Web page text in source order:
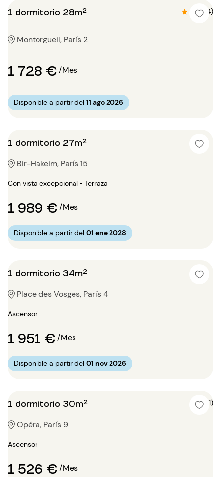
1 dormitorio 28m² 4.6 (14)
Montorgueil, París 2
1 728 €/Mes
Disponible a partir del 11 ago 2026
1 dormitorio 27m²
Bir-Hakeim, París 15
Con vista excepcional • Terraza
1 989 €/Mes
Disponible a partir del 01 ene 2028
1 dormitorio 34m²
Place des Vosges, París 4
Ascensor
1 951 €/Mes
Disponible a partir del 01 nov 2026
1 dormitorio 30m² 5 (1)
Opéra, París 9
Ascensor
1 526 €/Mes